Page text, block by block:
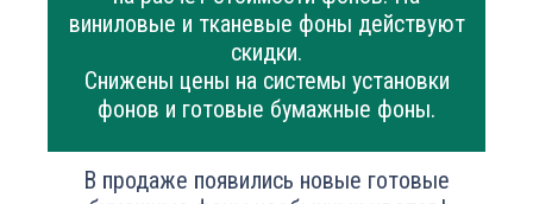
виниловые и тканевые фоны действуют
скидки.
Снижены цены на системы установки
фонов и готовые бумажные фоны.
В продаже появились новые готовые